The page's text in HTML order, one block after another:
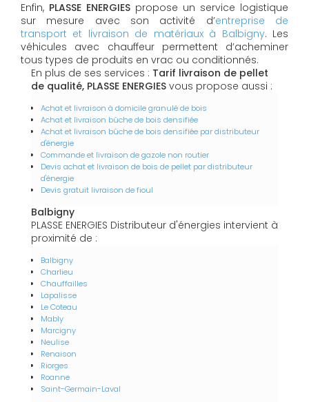
Enfin, PLASSE ENERGIES propose un service logistique
sur mesure avec son activité d’entreprise de
transport et livraison de matériaux à Balbigny. Les
véhicules avec chauffeur permettent d’acheminer
tous types de produits en vrac ou conditionnés.
En plus de ses services : Tarif livraison de pellet
de qualité, PLASSE ENERGIES vous propose aussi :
Achat et livraison à domicile granulé de bois
Achat et livraison bûche de bois densifiée
Achat et livraison bûche de bois densifiée par distributeur
d'énergie
Commande et livraison de gazole non routier
Devis achat et livraison de bois de pellet par distributeur
d'énergie
Devis gratuit livraison de fioul
Balbigny
PLASSE ENERGIES Distributeur d'énergies intervient à
proximité de :
Balbigny
Charlieu
Chauffailles
Lapalisse
Le Coteau
Mably
Marcigny
Neulise
Renaison
Riorges
Roanne
Saint-Germain-Laval